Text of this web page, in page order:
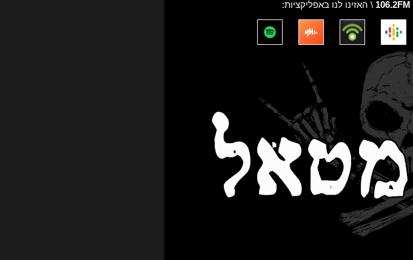
\ האזינו לנו באפליקציות: